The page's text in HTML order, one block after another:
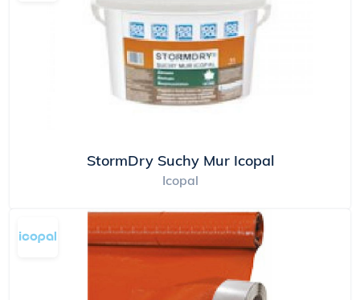
StormDry Suchy Mur Icopal
Icopal